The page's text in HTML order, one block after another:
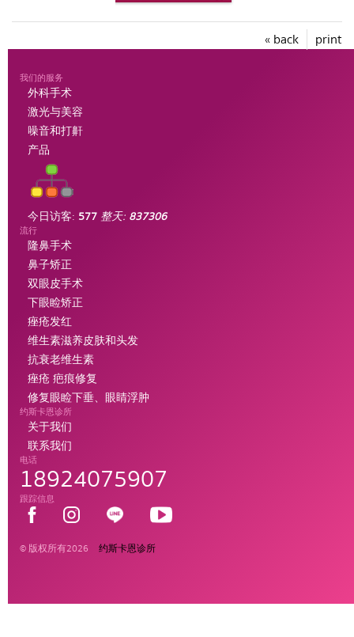
print
« back
我们的服务
外科手术
激光与美容
噪音和打鼾
产品
今日访客: 577 整天: 837306
流行
隆鼻手术
鼻子矫正
双眼皮手术
下眼睑矫正
痤疮发红
维生素滋养皮肤和头发
抗衰老维生素
痤疮 疤痕修复
修复眼睑下垂、眼睛浮肿
约斯卡恩诊所
关于我们
联系我们
电话
18924075907
跟踪信息
© 版权所有2026 约斯卡恩诊所